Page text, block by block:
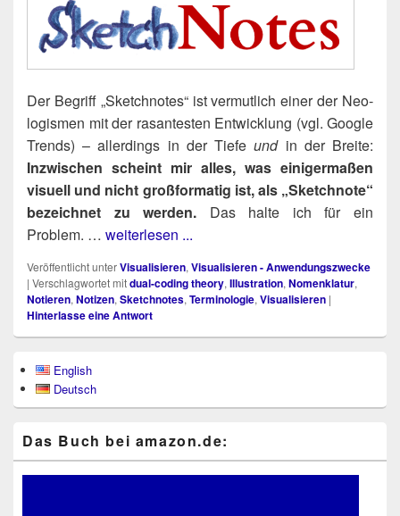
Der Begriff „Sketch­no­tes“ ist ver­mut­lich einer der Neo­
lo­gis­men mit der rasan­tes­ten Ent­wick­lung (vgl. Goog­le
Trends) – aller­dings in der Tie­feundin der Brei­te:
Inzwi­schen scheint mir alles, was eini­ger­ma­ßen
visu­ell und nicht groß­for­ma­tig ist, als „Sketch­no­te“
bezeich­net zu wer­den. Das hal­te ich für ein
Problem. … weiterlesen ...
Veröffentlicht unterVisualisieren, Visualisieren - Anwendungszwecke
| Verschlagwortet mitdual-coding theory, Illustration, Nomenklatur,
Notieren, Notizen, Sketchnotes, Terminologie, Visualisieren |
Hinterlasse eine Antwort
Seitenleisten-
Widgetbereich
English
Deutsch
Das Buch bei ama​zon​.de: